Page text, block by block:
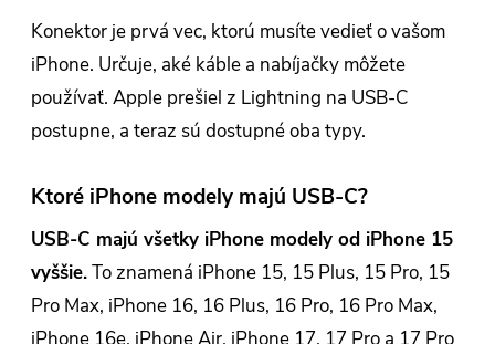
Konektor je prvá vec, ktorú musíte vedieť o vašom
iPhone. Určuje, aké káble a nabíjačky môžete
používať. Apple prešiel z Lightning na USB-C
postupne, a teraz sú dostupné oba typy.
Ktoré iPhone modely majú USB-C?
USB-C majú všetky iPhone modely od iPhone 15
vyššie.To znamená iPhone 15, 15 Plus, 15 Pro, 15
Pro Max, iPhone 16, 16 Plus, 16 Pro, 16 Pro Max,